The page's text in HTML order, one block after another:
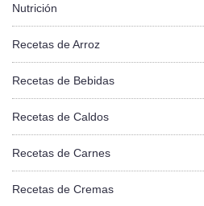
Nutrición
Recetas de Arroz
Recetas de Bebidas
Recetas de Caldos
Recetas de Carnes
Recetas de Cremas